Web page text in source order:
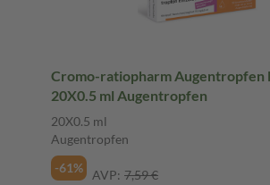
Cromo-ratiopharm Augentropfen
20X0.5 ml Augentropfen
20X0.5 ml
Augentropfen
-61%
AVP: 7,59 €